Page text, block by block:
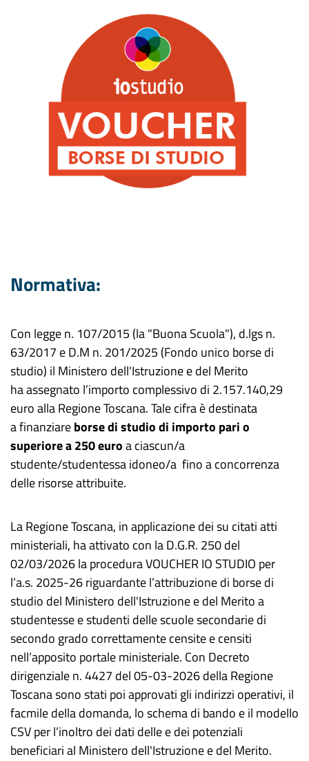
Normativa:
Con legge n. 107/2015 (la "Buona Scuola"), d.lgs n.
63/2017 e D.M n. 201/2025 (Fondo unico borse di
studio) il Ministero dell'Istruzione e del Merito
ha assegnato l’importo complessivo di 2.157.140,29
euro alla Regione Toscana. Tale cifra è destinata
a finanziareborse di studio di importo pari o
superiore a 250 euroa ciascun/a
studente/studentessa idoneo/a fino a concorrenza
delle risorse attribuite.
La Regione Toscana, in applicazione dei su citati atti
ministeriali, ha attivato con la D.G.R. 250 del
02/03/2026 la procedura VOUCHER IO STUDIO per
l’a.s. 2025-26 riguardante l’attribuzione di borse di
studio del Ministero dell'Istruzione e del Merito a
studentesse e studenti delle scuole secondarie di
secondo grado correttamente censite e censiti
nell’apposito portale ministeriale. Con Decreto
dirigenziale n. 4427 del 05-03-2026 della Regione
Toscana sono stati poi approvati gli indirizzi operativi, il
facmile della domanda, lo schema di bando e il modello
CSV per l’inoltro dei dati delle e dei potenziali
beneficiari al Ministero dell'Istruzione e del Merito.